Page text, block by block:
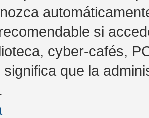
si
cyber-cafés,
significa que la